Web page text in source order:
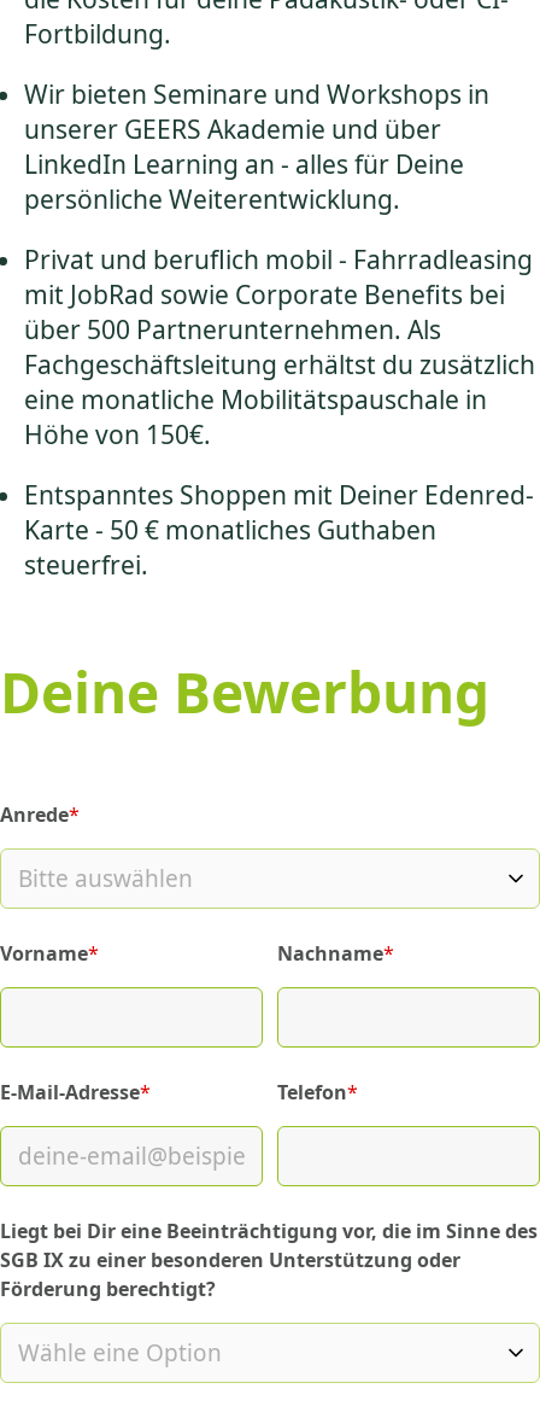
Fortbildung.
Wir bieten Seminare und Workshops in
unserer GEERS Akademie und über
LinkedIn Learning an - alles für Deine
persönliche Weiterentwicklung.
Privat und beruflich mobil - Fahrradleasing
mit JobRad sowie Corporate Benefits bei
über 500 Partnerunternehmen. Als
Fachgeschäftsleitung erhältst du zusätzlich
eine monatliche Mobilitätspauschale in
Höhe von 150€.
Entspanntes Shoppen mit Deiner Edenred-
Karte - 50 € monatliches Guthaben
steuerfrei.
Deine Bewerbung
Anrede*
(required)
Vorname*
(required) Nachname*
(required)
E-Mail-Adresse*
(required) Telefon*
(required)
Liegt bei Dir eine Beeinträchtigung vor, die im Sinne des
SGB IX zu einer besonderen Unterstützung oder
Förderung berechtigt?